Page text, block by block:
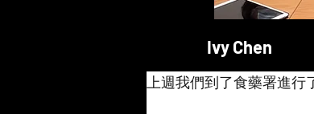
Ivy Chen
上週我們到了食藥署進行